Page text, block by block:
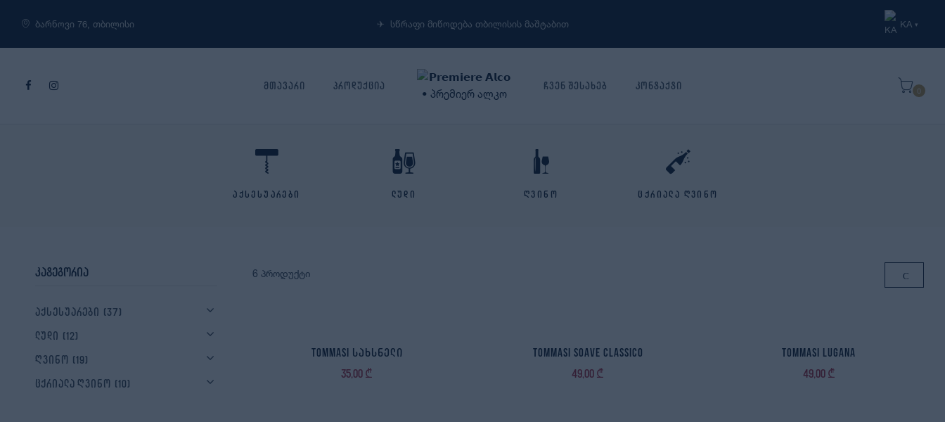
ბარნოვი 76, თბილისი ✈︎ სწრაფი მიწოდება თბილისის მაშტაბით KA ▾
მთავარი პროდუქცია ჩვენ შესახებ კონტაქტი 0
აქსესუარები ლუდი ღვინო ცქრიალა ღვინო
კატეგორია
აქსესუარები (37)
ლუდი (12)
ღვინო (19)
ცქრიალა ღვინო (10)
6 პროდუქტი
Tommasi სახსნელი
35,00 ₾
Tommasi Soave Classico
49,00 ₾
Tommasi Lugana
49,00 ₾